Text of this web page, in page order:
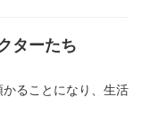
ターたち
ることになり、生活